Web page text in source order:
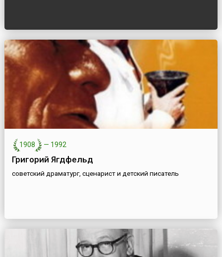
1908 — 1992
Григорий Ягдфельд
советский драматург, сценарист и детский писатель